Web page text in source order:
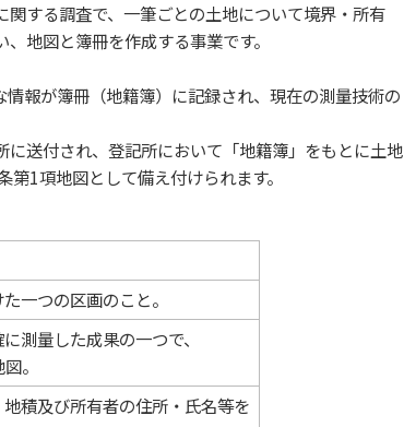
関する調査で、一筆ごとの土地について境界・所有
地図と簿冊を作成する事業です。
報が簿冊（地籍簿）に記録され、現在の測量技術の
に送付され、登記所において「地籍簿」をもとに土地
第1項地図として備え付けられます。
一つの区画のこと。
測量した成果の一つで、
。
積及び所有者の住所・氏名等を